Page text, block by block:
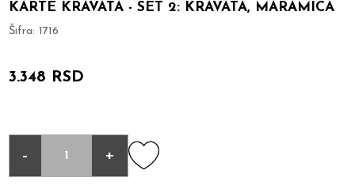
KARTE KRAVATA - SET 2: KRAVATA, MARAMICA
Šifra:1716
3.348 RSD
- +